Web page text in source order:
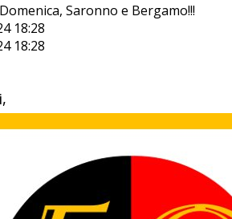
Saronno e Bergamo!!!
18:28
18:28